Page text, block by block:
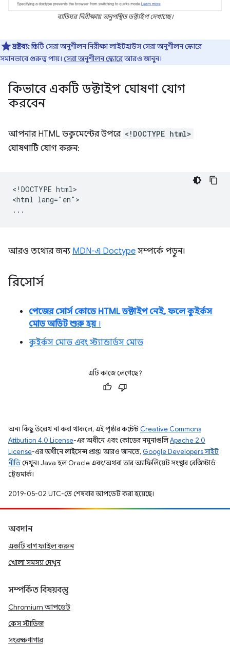
বাতিঘর নিরীক্ষায় অনুপস্থিত ডক্টাইপ দেখাচ্ছে।
দ্রষ্টব্য:প্রতিটি সেরা অনুশীলন নিরীক্ষা লাইটহাউস সেরা অনুশীলন স্কোরে
সমানভাবে গুরুত্ব পায়। সেরা অনুশীলন স্কোরেআরও জানুন।
কিভাবে একটি ডক্টাইপ ঘোষণা যোগ
করবেন
আপনার HTML ডকুমেন্টের উপরে <!DOCTYPE html>
ঘোষণাটি যোগ করুন:
<!DOCTYPE html>
<html lang="en">
আরও তথ্যের জন্য MDN-এ Doctype সম্পর্কে পড়ুন।
রিসোর্স
পেজের সোর্স কোডে HTML ডক্টাইপ নেই, ফলে কুইর্কস
মোড অডিট শুরু হয়।
কুইর্কস মোড এবং স্ট্যান্ডার্ডস মোড
এটি কাজে লেগেছে?
অন্য কিছু উল্লেখ না করা থাকলে, এই পৃষ্ঠার কন্টেন্ট Creative Commons
Attribution 4.0 License-এর অধীনে এবং কোডের নমুনাগুলিApache 2.0
License-এর অধীনে লাইসেন্স প্রাপ্ত। আরও জানতে, Google Developers সাইট
নীতিদেখুন। Java হল Oracle এবং/অথবা তার অ্যাফিলিয়েট সংস্থার রেজিস্টার্ড
ট্রেডমার্ক।
2019-05-02 UTC-তে শেষবার আপডেট করা হয়েছে।
অবদান
একটি বাগ ফাইল করুন
খোলা সমস্যা দেখুন
সম্পর্কিত বিষয়বস্তু
Chromium আপডেট
কেস স্টাডিজ
সংরক্ষণাগার